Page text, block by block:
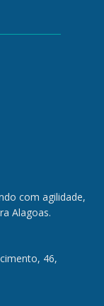
com agilidade,
Alagoas.
46,